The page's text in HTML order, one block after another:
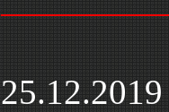
25.12.2019